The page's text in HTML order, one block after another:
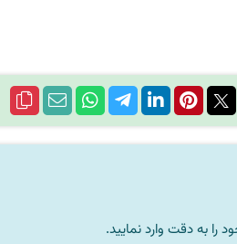
به دقت وارد نمایید.